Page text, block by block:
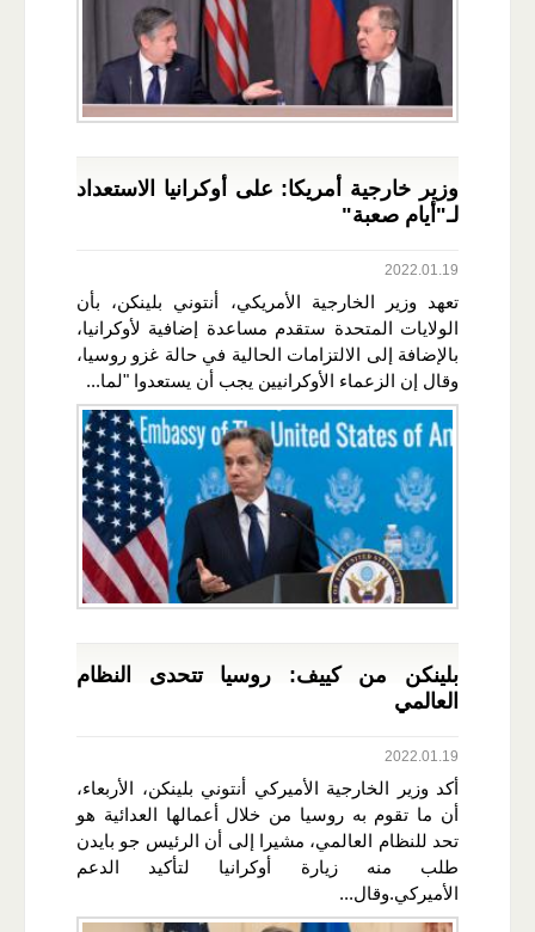
وزير خارجية أمريكا: على أوكرانيا الاستعداد
لـ"أيام صعبة"
2022.01.19
تعهد وزير الخارجية الأمريكي، أنتوني بلينكن، بأن
الولايات المتحدة ستقدم مساعدة إضافية لأوكرانيا،
بالإضافة إلى الالتزامات الحالية في حالة غزو روسيا،
وقال إن الزعماء الأوكرانيين يجب أن يستعدوا "لما...
بلينكن من كييف: روسيا تتحدى النظام
العالمي
2022.01.19
أكد وزير الخارجية الأميركي أنتوني بلينكن، الأربعاء،
أن ما تقوم به روسيا من خلال أعمالها العدائية هو
تحد للنظام العالمي، مشيرا إلى أن الرئيس جو بايدن
طلب منه زيارة أوكرانيا لتأكيد الدعم
الأميركي.وقال...